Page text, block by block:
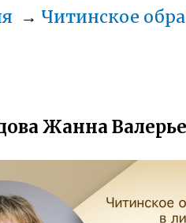
→ Читинское
Жанна